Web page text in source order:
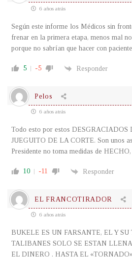
6 años atrás
Según este informe los Médicos sin
frenar en la primera etapa, menos mal
porque no sabrían que hacer con
5 -5 Responder
Pelos
6 años atrás
Todo esto por estos DESGRACIADOS
JUEGUITO DE LA CORTE. Son unos
Presidente no toma medidas de
10 -11 Responder
EL FRANCOTIRADOR
6 años atrás
BUKELE ES UN FARSANTE, EL Y
TALIBANES SOLO SE ESTAN
EL DINERO . HASTA EL